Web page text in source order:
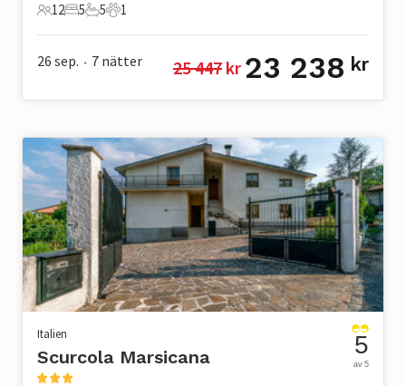
12 Gäster
12
5 Sovrum
5
5 Badrum
5
1 Husdjur
1
26 sep. • 7 nätter 25 447 kr 23 238 kr
Italien
Scurcola Marsicana 5
av 5